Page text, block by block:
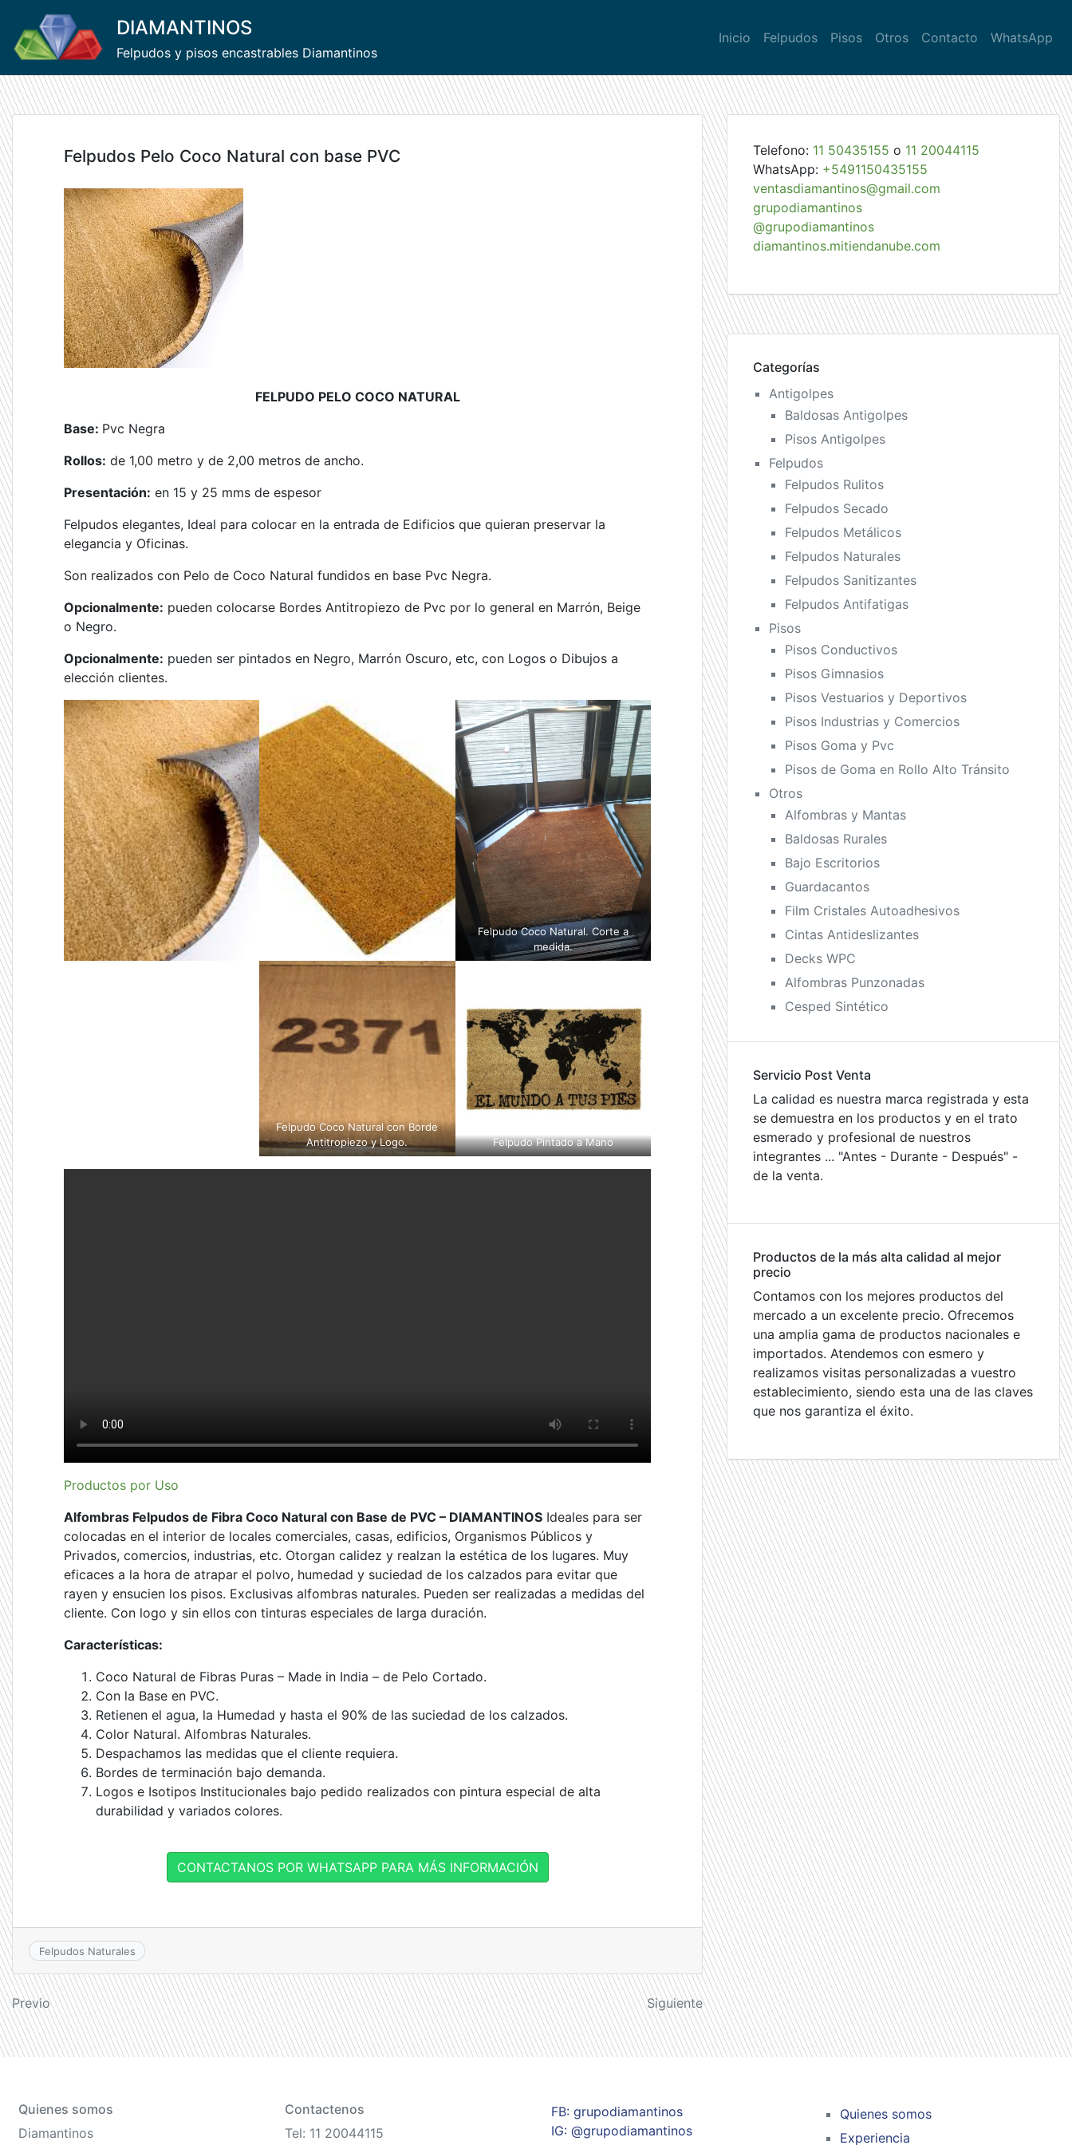
content
DIAMANTINOS
Felpudos y pisos encastrables Diamantinos
Inicio Felpudos Pisos Otros Contacto WhatsApp
Felpudos Pelo Coco Natural con base PVC
FELPUDO PELO COCO NATURAL
Base: Pvc Negra
Rollos: de 1,00 metro y de 2,00 metros de ancho.
Presentación: en 15 y 25 mms de espesor
Felpudos elegantes, Ideal para colocar en la entrada de Edificios que quieran preservar la
elegancia y Oficinas.
Son realizados con Pelo de Coco Natural fundidos en base Pvc Negra.
Opcionalmente: pueden colocarse Bordes Antitropiezo de Pvc por lo general en Marrón, Beige
o Negro.
Opcionalmente: pueden ser pintados en Negro, Marrón Oscuro, etc, con Logos o Dibujos a
elección clientes.
Felpudo Coco Natural. Corte a
medida.
Felpudo Coco Natural con Borde
Antitropiezo y Logo.
Felpudo Pintado a Mano
Productos por Uso
Alfombras Felpudos de Fibra Coco Natural con Base de PVC – DIAMANTINOS Ideales para ser
colocadas en el interior de locales comerciales, casas, edificios, Organismos Públicos y
Privados, comercios, industrias, etc. Otorgan calidez y realzan la estética de los lugares. Muy
eficaces a la hora de atrapar el polvo, humedad y suciedad de los calzados para evitar que
rayen y ensucien los pisos. Exclusivas alfombras naturales. Pueden ser realizadas a medidas del
cliente. Con logo y sin ellos con tinturas especiales de larga duración.
Características:
Coco Natural de Fibras Puras – Made in India – de Pelo Cortado.
Con la Base en PVC.
Retienen el agua, la Humedad y hasta el 90% de las suciedad de los calzados.
Color Natural. Alfombras Naturales.
Despachamos las medidas que el cliente requiera.
Bordes de terminación bajo demanda.
Logos e Isotipos Institucionales bajo pedido realizados con pintura especial de alta
durabilidad y variados colores.
CONTACTANOS POR WHATSAPP PARA MÁS INFORMACIÓN
Felpudos Naturales
Navegación
de
entradas
Previo Siguiente
Telefono: 11 50435155 o 11 20044115
WhatsApp: +5491150435155
ventasdiamantinos@gmail.com
grupodiamantinos
@grupodiamantinos
diamantinos.mitiendanube.com
Categorías
Antigolpes
Baldosas Antigolpes
Pisos Antigolpes
Felpudos
Felpudos Rulitos
Felpudos Secado
Felpudos Metálicos
Felpudos Naturales
Felpudos Sanitizantes
Felpudos Antifatigas
Pisos
Pisos Conductivos
Pisos Gimnasios
Pisos Vestuarios y Deportivos
Pisos Industrias y Comercios
Pisos Goma y Pvc
Pisos de Goma en Rollo Alto Tránsito
Otros
Alfombras y Mantas
Baldosas Rurales
Bajo Escritorios
Guardacantos
Film Cristales Autoadhesivos
Cintas Antideslizantes
Decks WPC
Alfombras Punzonadas
Cesped Sintético
Servicio Post Venta
La calidad es nuestra marca registrada y esta
se demuestra en los productos y en el trato
esmerado y profesional de nuestros
integrantes ... "Antes - Durante - Después" -
de la venta.
Productos de la más alta calidad al mejor
precio
Contamos con los mejores productos del
mercado a un excelente precio. Ofrecemos
una amplia gama de productos nacionales e
importados. Atendemos con esmero y
realizamos visitas personalizadas a vuestro
establecimiento, siendo esta una de las claves
que nos garantiza el éxito.
Quienes somos
Diamantinos
Contactenos
Tel: 11 20044115
FB: grupodiamantinos
IG: @grupodiamantinos
Quienes somos
Experiencia